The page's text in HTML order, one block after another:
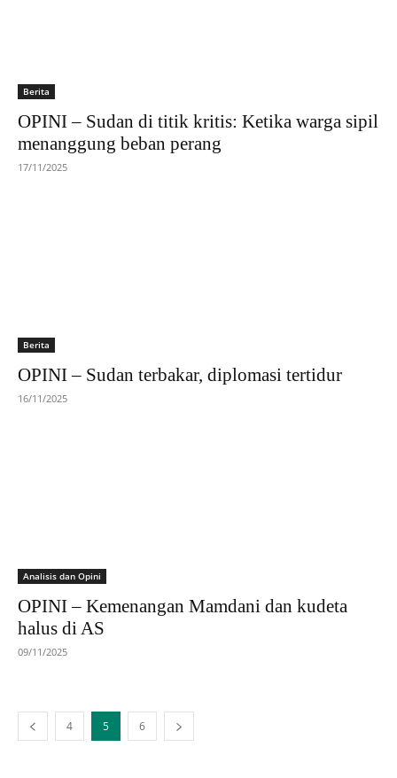
Berita
OPINI – Sudan di titik kritis: Ketika warga sipil
menanggung beban perang
17/11/2025
Berita
OPINI – Sudan terbakar, diplomasi tertidur
16/11/2025
Analisis dan Opini
OPINI – Kemenangan Mamdani dan kudeta
halus di AS
09/11/2025
4 5 6